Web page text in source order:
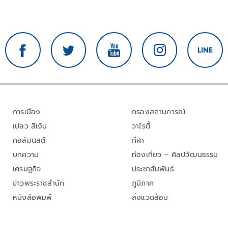
การเมือง
เปลว สีเงิน
คอลัมนิสต์
บทความ
เศรษฐกิจ
ข่าวพระราชสำนัก
หนังสือพิมพ์
กรองสถานการณ์
วาไรตี้
กีฬา
ท่องเที่ยว – ศิลปวัฒนธรรม
ประชาสัมพันธ์
ภูมิภาค
สิ่งแวดล้อม